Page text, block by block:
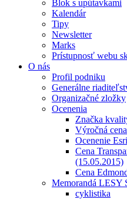
Blok s upútavkami
Kalendár
Tipy
Newsletter
Marks
Prístupnosť webu
O nás
Profil podniku
Generálne
Organizačné zložky
Ocenenia
Značka
Výročná
Ocenenie
Cena
(15.05.2015)
Cena
Memorandá LESY
cyklistika